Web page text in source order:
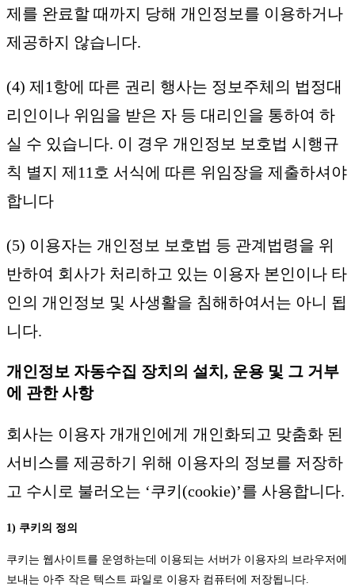
제를 완료할 때까지 당해 개인정보를 이용하거나
제공하지 않습니다.
(4) 제1항에 따른 권리 행사는 정보주체의 법정대
리인이나 위임을 받은 자 등 대리인을 통하여 하
실 수 있습니다. 이 경우 개인정보 보호법 시행규
칙 별지 제11호 서식에 따른 위임장을 제출하셔야
합니다
(5) 이용자는 개인정보 보호법 등 관계법령을 위
반하여 회사가 처리하고 있는 이용자 본인이나 타
인의 개인정보 및 사생활을 침해하여서는 아니 됩
니다.
개인정보 자동수집 장치의 설치, 운용 및 그 거부
에 관한 사항
회사는 이용자 개개인에게 개인화되고 맞춤화 된
서비스를 제공하기 위해 이용자의 정보를 저장하
고 수시로 불러오는 ‘쿠키(cookie)’를 사용합니다.
1) 쿠키의 정의
쿠키는 웹사이트를 운영하는데 이용되는 서버가 이용자의 브라우저에
보내는 아주 작은 텍스트 파일로 이용자 컴퓨터에 저장됩니다.